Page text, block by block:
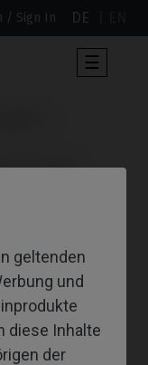
geltenden
und
diese Inhalte
der
/ Sign In DE
der
☰